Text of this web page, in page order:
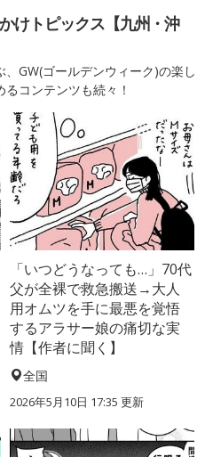
けトピックス【九州・沖
GW(ゴールデンウィーク)の楽し
コンテンツも続々！
「いつどうなっても…」70代
父が全裸で救急搬送→大人
用オムツを手に最悪を覚悟
するアラサー娘の痛切な実
情【作者に聞く】
全国
2026年5月10日 17:35 更新